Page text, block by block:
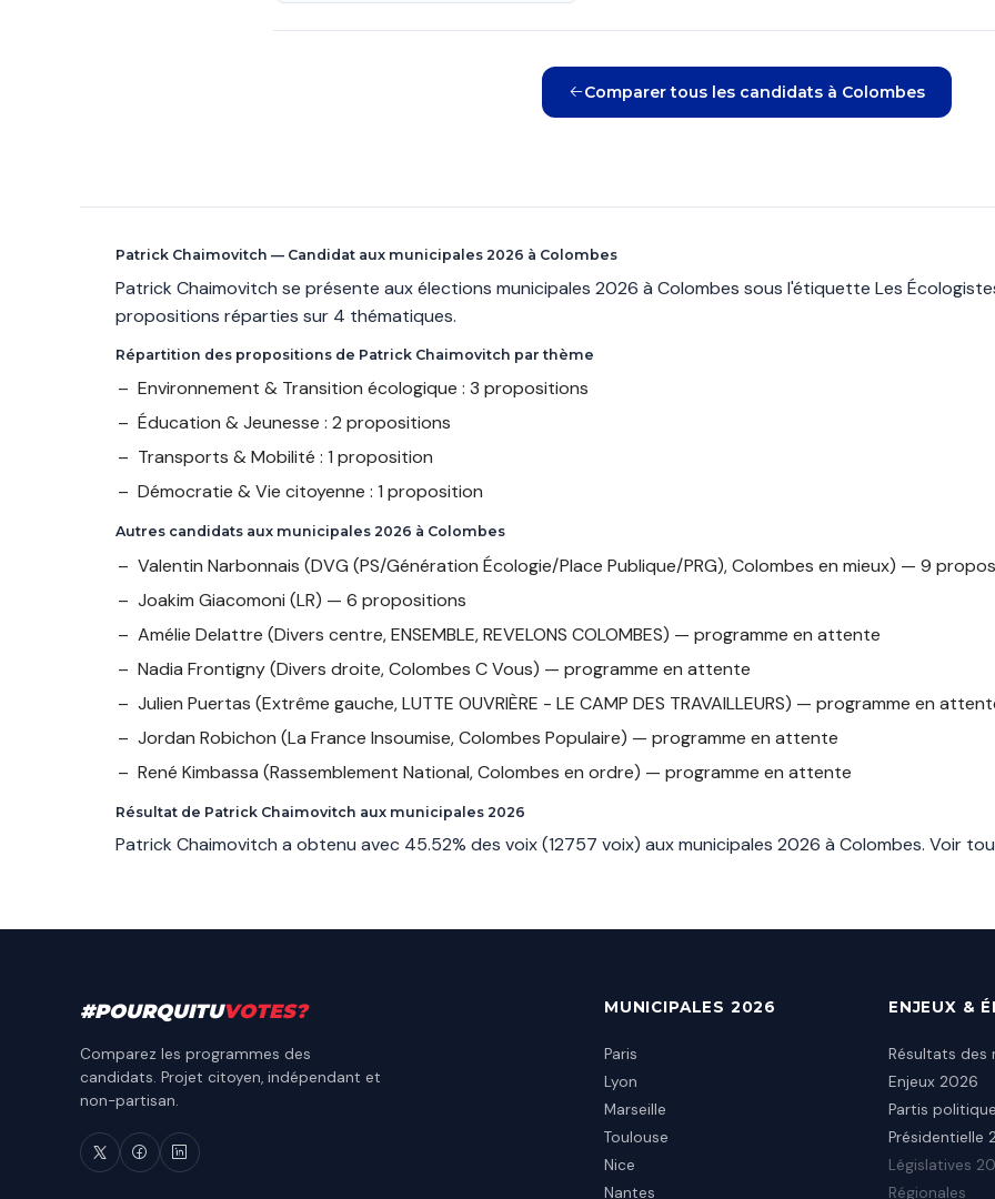
Comparer tous les candidats à Colombes
Patrick Chaimovitch — Candidat aux municipales 2026 à Colombes
Patrick Chaimovitch se présente aux élections municipales 2026 à Colombes sous l'étiquette Les
propositions réparties sur 4 thématiques.
Répartition des propositions de Patrick Chaimovitch par thème
Environnement & Transition écologique : 3 propositions
Éducation & Jeunesse : 2 propositions
Transports & Mobilité : 1 proposition
Démocratie & Vie citoyenne : 1 proposition
Autres candidats aux municipales 2026 à Colombes
Valentin Narbonnais (DVG (PS/Génération Écologie/Place Publique/PRG), Colombes en mieux) — 9
Joakim Giacomoni (LR) — 6 propositions
Amélie Delattre (Divers centre, ENSEMBLE, REVELONS COLOMBES) — programme en attente
Nadia Frontigny(Divers droite, Colombes C Vous) — programme en attente
Julien Puertas (Extrême gauche, LUTTE OUVRIÈRE - LE CAMP DES TRAVAILLEURS) — programme en
Jordan Robichon (La France Insoumise, Colombes Populaire) — programme en attente
René Kimbassa (Rassemblement National, Colombes en ordre) — programme en attente
Résultat de Patrick Chaimovitch aux municipales 2026
Patrick Chaimovitch a obtenu avec 45.52% des voix (12757 voix) aux municipales 2026 à Colombes. Voir
#POURQUITUVOTES?
Comparez les programmes des
candidats. Projet citoyen, indépendant et
non-partisan.
MUNICIPALES 2026
Paris
Lyon
Marseille
Toulouse
Nice
Nantes
ENJEUX &
Résultats des
Enjeux 2026
Partis
Présidentielle
Législatives
Régionales